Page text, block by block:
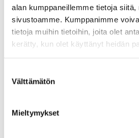
alan kumppaneillemme tietoja
sivustoamme. Kumppanimme
tietoja muihin tietoihin, joita olet
kerätty, kun olet käyttänyt heidän
valinta
Välttämätön
Mieltymykset
Min [C]
Max [C]
Käyttölämpötila
O-Rengas
Kotelointiluokka
Setrifikaatti Logot